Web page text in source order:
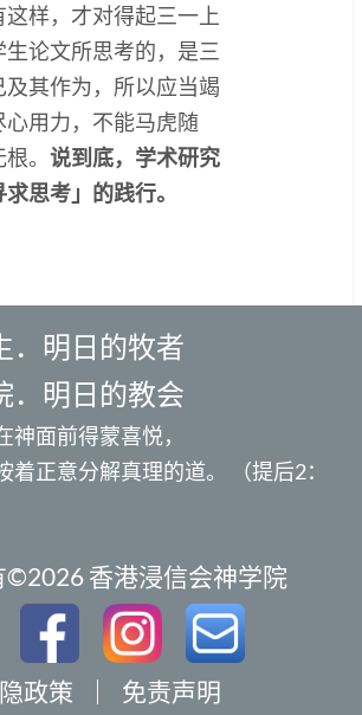
样，才对得起三一上
生论文所思考的，是三
及其作为，所以应当竭
心用力，不能马虎随
。 说到底，学术研究
思考」的践行。
．明日的牧者
．明日的教会
神面前得蒙喜悦，
着正意分解真理的道。 （提后2：
©2026 香港浸信会神学院
政策 免责声明